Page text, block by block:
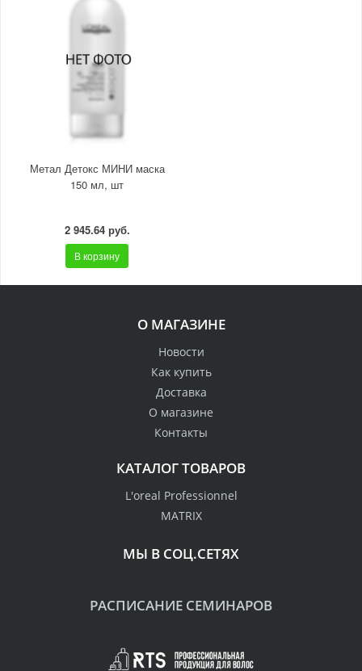
Метал Детокс МИНИ маска
150 мл, шт
2 945.64 руб.
В корзину
О МАГАЗИНЕ
Новости
Как купить
Доставка
О магазине
Контакты
КАТАЛОГ ТОВАРОВ
L'oreal Professionnel
MATRIX
МЫ В СОЦ.СЕТЯХ
РАСПИСАНИЕ СЕМИНАРОВ